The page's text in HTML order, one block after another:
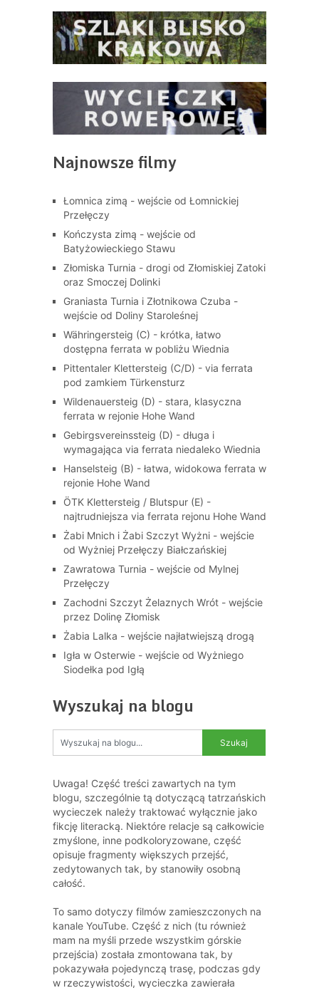
Najnowsze filmy
Łomnica zimą - wejście od Łomnickiej
Przełęczy
Kończysta zimą - wejście od
Batyżowieckiego Stawu
Złomiska Turnia - drogi od Złomiskiej Zatoki
oraz Smoczej Dolinki
Graniasta Turnia i Złotnikowa Czuba -
wejście od Doliny Staroleśnej
Währingersteig (C) - krótka, łatwo
dostępna ferrata w pobliżu Wiednia
Pittentaler Klettersteig (C/D) - via ferrata
pod zamkiem Türkensturz
Wildenauersteig (D) - stara, klasyczna
ferrata w rejonie Hohe Wand
Gebirgsvereinssteig (D) - długa i
wymagająca via ferrata niedaleko Wiednia
Hanselsteig (B) - łatwa, widokowa ferrata w
rejonie Hohe Wand
ÖTK Klettersteig / Blutspur (E) -
najtrudniejsza via ferrata rejonu Hohe Wand
Żabi Mnich i Żabi Szczyt Wyżni - wejście
od Wyżniej Przełęczy Białczańskiej
Zawratowa Turnia - wejście od Mylnej
Przełęczy
Zachodni Szczyt Żelaznych Wrót - wejście
przez Dolinę Złomisk
Żabia Lalka - wejście najłatwiejszą drogą
Igła w Osterwie - wejście od Wyżniego
Siodełka pod Igłą
Wyszukaj na blogu
Uwaga! Część treści zawartych na tym
blogu, szczególnie tą dotyczącą tatrzańskich
wycieczek należy traktować wyłącznie jako
fikcję literacką. Niektóre relacje są całkowicie
zmyślone, inne podkoloryzowane, część
opisuje fragmenty większych przejść,
zedytowanych tak, by stanowiły osobną
całość.
To samo dotyczy filmów zamieszczonych na
kanale YouTube. Część z nich (tu również
mam na myśli przede wszystkim górskie
przejścia) została zmontowana tak, by
pokazywała pojedynczą trasę, podczas gdy
w rzeczywistości, wycieczka zawierała